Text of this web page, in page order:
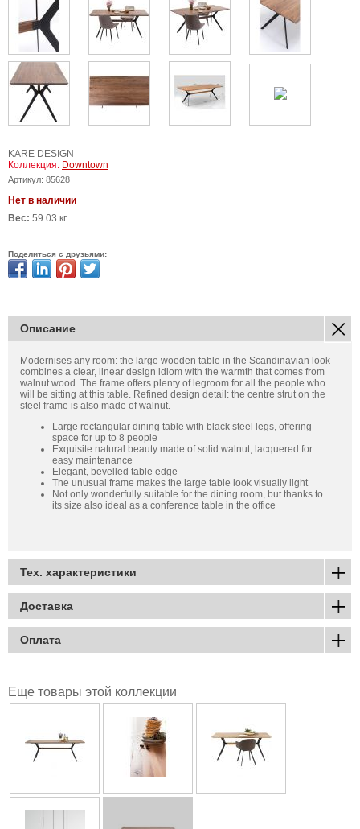
KARE DESIGN
Коллекция: Downtown
Артикул: 85628
Нет в наличии
Вес: 59.03 кг
Поделиться с друзьями:
Описание
Modernises any room: the large wooden table in the Scandinavian look
combines a clear, linear design idiom with the warmth that comes from
walnut wood. The frame offers plenty of legroom for all the people who
will be sitting at this table. Refined design detail: the centre strut on the
steel frame is also made of walnut.
Large rectangular dining table with black steel legs, offering
space for up to 8 people
Exquisite natural beauty made of solid walnut, lacquered for
easy maintenance
Elegant, bevelled table edge
The unusual frame makes the large table look visually light
Not only wonderfully suitable for the dining room, but thanks to
its size also ideal as a conference table in the office
Тех. характеристики
Доставка
Оплата
Еще товары этой коллекции